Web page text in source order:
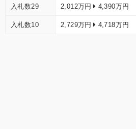
入札数29 2,012万円 4,390万円
入札数10 2,729万円 4,718万円